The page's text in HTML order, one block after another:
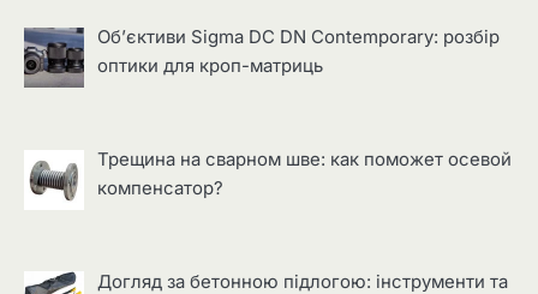
Об’єктиви Sigma DC DN Contemporary: розбір
оптики для кроп-матриць
Трещина на сварном шве: как поможет осевой
компенсатор?
Догляд за бетонною підлогою: інструменти та